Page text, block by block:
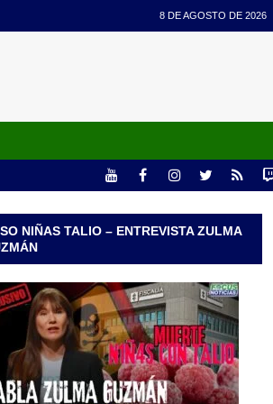
8 DE AGOSTO DE 2026
NIÑAS TALIO – ENTREVISTA ZULMA